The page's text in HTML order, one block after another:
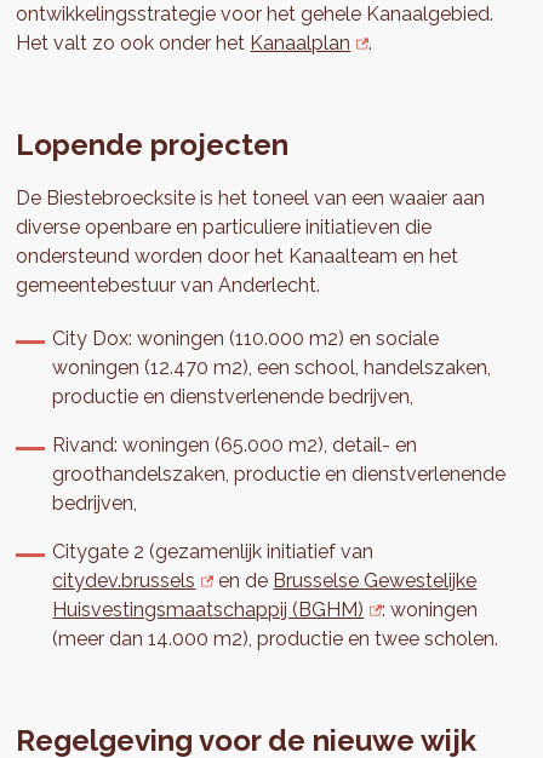
ontwikkelingsstrategie voor het gehele Kanaalgebied.
Het valt zo ook onder het Kanaalplan .
Lopende projecten
De Biestebroecksite is het toneel van een waaier aan
diverse openbare en particuliere initiatieven die
ondersteund worden door het Kanaalteam en het
gemeentebestuur van Anderlecht.
City Dox: woningen (110.000 m2) en sociale
woningen (12.470 m2), een school, handelszaken,
productie en dienstverlenende bedrijven,
Rivand: woningen (65.000 m2), detail- en
groothandelszaken, productie en dienstverlenende
bedrijven,
Citygate 2 (gezamenlijk initiatief van
citydev.brussels
en de Brusselse Gewestelijke
Huisvestingsmaatschappij (BGHM)
: woningen
(meer dan 14.000 m2), productie en twee scholen.
Regelgeving voor de nieuwe wijk